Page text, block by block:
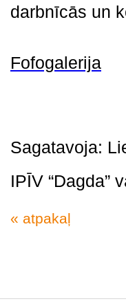
darbnīcās un
Fofogalerija
Sagatavoja:
IPĪV “Dagda”
« atpakaļ